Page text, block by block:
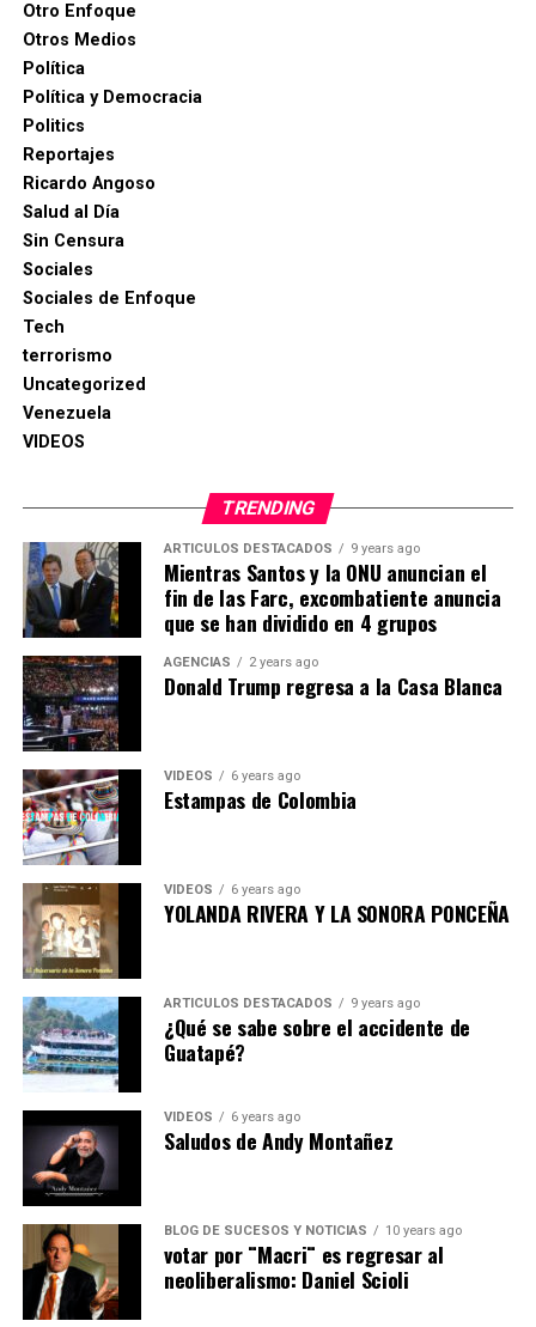
Otro Enfoque
Otros Medios
Política
Política y Democracia
Politics
Reportajes
Ricardo Angoso
Salud al Día
Sin Censura
Sociales
Sociales de Enfoque
Tech
terrorismo
Uncategorized
Venezuela
VIDEOS
TRENDING
ARTICULOS DESTACADOS 9 years ago
Mientras Santos y la ONU anuncian el
fin de las Farc, excombatiente anuncia
que se han dividido en 4 grupos
AGENCIAS 2 years ago
Donald Trump regresa a la Casa Blanca
VIDEOS 6 years ago
Estampas de Colombia
VIDEOS 6 years ago
YOLANDA RIVERA Y LA SONORA PONCEÑA
ARTICULOS DESTACADOS 9 years ago
¿Qué se sabe sobre el accidente de
Guatapé?
VIDEOS 6 years ago
Saludos de Andy Montañez
BLOG DE SUCESOS Y NOTICIAS 10 years ago
votar por ¨Macri¨ es regresar al
neoliberalismo: Daniel Scioli